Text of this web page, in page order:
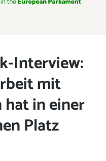
Interview:
mit
in einer
Platz